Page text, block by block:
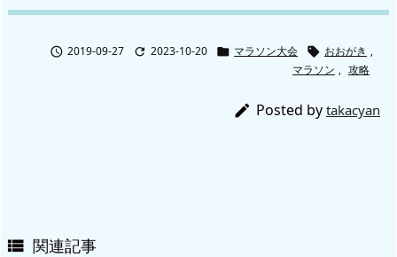
 2019-09-27  2023-10-20  マラソン大会  おおがき ,
マラソン , 攻略
 Posted by takacyan
 関連記事